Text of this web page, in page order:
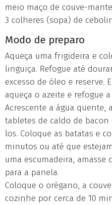
meio maço de couve-
3 colheres (sopa) de
Modo de preparo
Aqueça uma frigideira e
linguiça. Refogue até
excesso de óleo e reserve.
aqueça o azeite e refogue
Acrescente a água quente,
tabletes de caldo de
los. Coloque as batatas e
minutos ou até que
uma escumadeira,
para a panela.
Coloque o orégano, a
cozinhe por cerca de 10